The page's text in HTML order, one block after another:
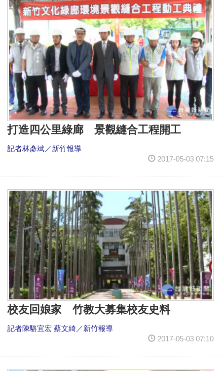
打造四公里綠廊 景觀縫合工程開工
記者林彥斌／新竹報導
2017-05-03 07:15
校友回娘家 竹教大募集校友史料
記者陳駱宜宏 蔡文綺／新竹報導
2017-05-03 07:10